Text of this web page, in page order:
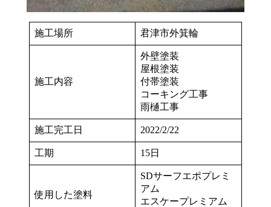
施工場所 君津市外箕輪
施工内容
外壁塗装
屋根塗装
付帯塗装
コーキング工事
雨樋工事
施工完工日 2022/2/22
工期 15日
使用した塗料
SDサーフエポプレミ
アム
エスケープレミアム